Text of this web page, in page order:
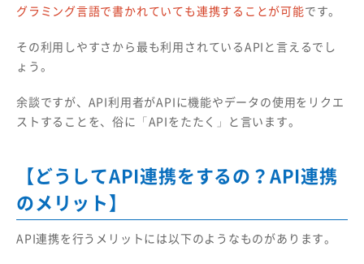
グラミング言語で書かれていても連携することが可能です。
その利用しやすさから最も利用されているAPIと言えるでし
ょう。
余談ですが、API利用者がAPIに機能やデータの使用をリクエ
ストすることを、俗に「APIをたたく」と言います。
【どうしてAPI連携をするの？API連携
のメリット】
API連携を行うメリットには以下のようなものがあります。